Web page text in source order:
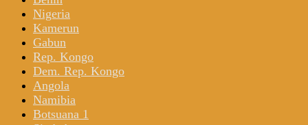
Nigeria
Kamerun
Gabun
Rep. Kongo
Dem. Rep. Kongo
Angola
Namibia
Botsuana 1